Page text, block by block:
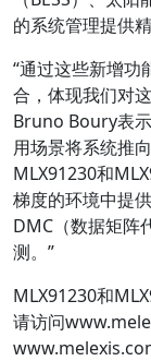
的系统管理提供
“通过这些新增功
合，体现我们对
Bruno Boury表
用场景将系统推
MLX91230和
梯度的环境中提
DMC（数据矩阵
测。”
MLX91230和
请访问